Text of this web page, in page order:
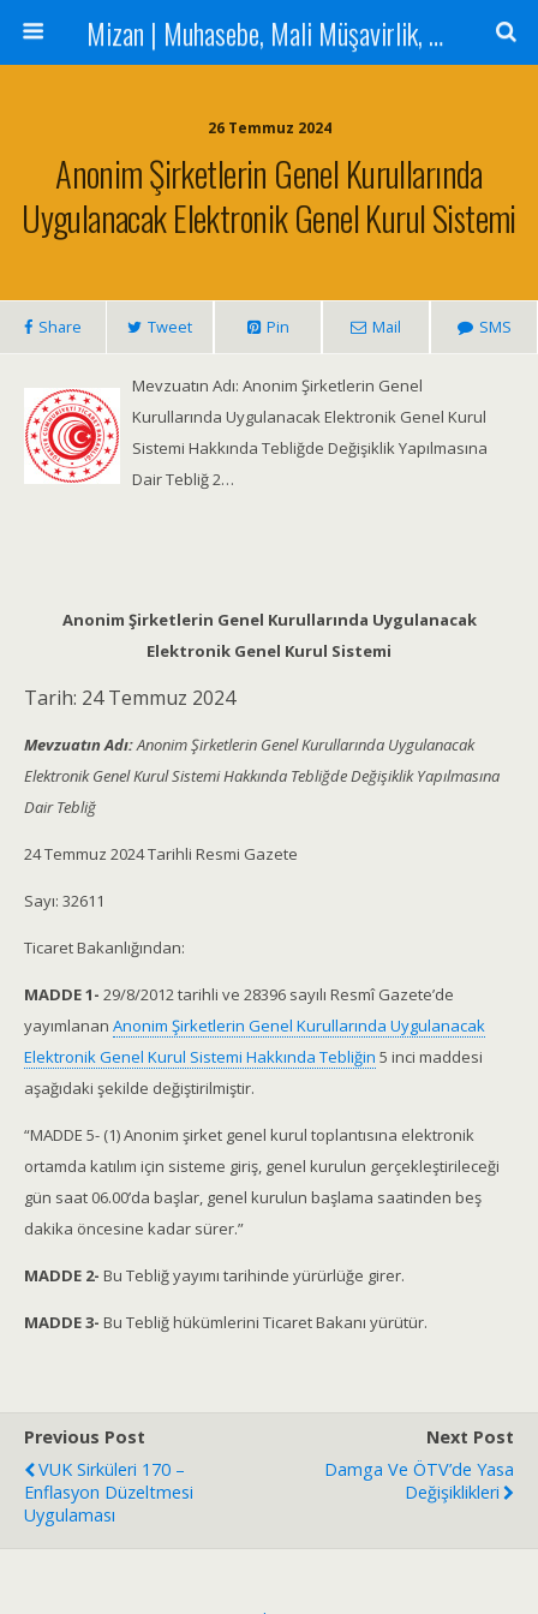
Mizan | Muhasebe, Mali Müşavirlik, Denetim Hizmetleri
26 Temmuz 2024
Anonim Şirketlerin Genel Kurullarında
Uygulanacak Elektronik Genel Kurul Sistemi
Share Tweet Pin Mail SMS
Mevzuatın Adı: Anonim Şirketlerin Genel
Kurullarında Uygulanacak Elektronik Genel Kurul
Sistemi Hakkında Tebliğde Değişiklik Yapılmasına
Dair Tebliğ 2…
Anonim Şirketlerin Genel Kurullarında Uygulanacak
Elektronik Genel Kurul Sistemi
Tarih: 24 Temmuz 2024
Mevzuatın Adı:Anonim Şirketlerin Genel Kurullarında Uygulanacak
Elektronik Genel Kurul Sistemi Hakkında Tebliğde Değişiklik Yapılmasına
Dair Tebliğ
24 Temmuz 2024 Tarihli Resmi Gazete
Sayı: 32611
Ticaret Bakanlığından:
MADDE 1- 29/8/2012 tarihli ve 28396 sayılı Resmî Gazete’de
yayımlanan Anonim Şirketlerin Genel Kurullarında Uygulanacak
Elektronik Genel Kurul Sistemi Hakkında Tebliğin 5 inci maddesi
aşağıdaki şekilde değiştirilmiştir.
“MADDE 5- (1) Anonim şirket genel kurul toplantısına elektronik
ortamda katılım için sisteme giriş, genel kurulun gerçekleştirileceği
gün saat 06.00’da başlar, genel kurulun başlama saatinden beş
dakika öncesine kadar sürer.”
MADDE 2- Bu Tebliğ yayımı tarihinde yürürlüğe girer.
MADDE 3- Bu Tebliğ hükümlerini Ticaret Bakanı yürütür.
Previous Post
VUK Sirküleri 170 –
Enflasyon Düzeltmesi
Uygulaması
Next Post
Damga Ve ÖTV’de Yasa
Değişiklikleri